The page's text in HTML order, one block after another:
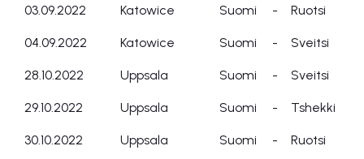
03.09.2022 Katowice Suomi - Ruotsi
04.09.2022 Katowice Suomi - Sveitsi
28.10.2022 Uppsala Suomi - Sveitsi
29.10.2022 Uppsala Suomi - Tshekki
30.10.2022 Uppsala Suomi - Ruotsi